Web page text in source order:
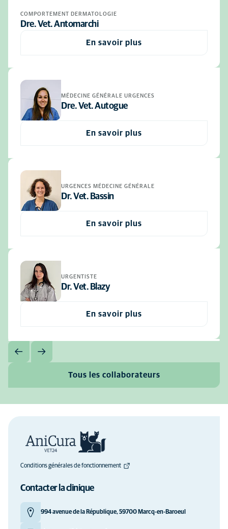
COMPORTEMENT DERMATOLOGIE
Dre. Vet. Antomarchi
En savoir plus
MÉDECINE GÉNÉRALE URGENCES
Dre. Vet. Autogue
En savoir plus
URGENCES MÉDECINE GÉNÉRALE
Dr. Vet. Bassin
En savoir plus
URGENTISTE
Dr. Vet. Blazy
En savoir plus
Tous les collaborateurs
Conditions générales de fonctionnement
Contacter la clinique
994 avenue de la République, 59700 Marcq-en-Baroeul